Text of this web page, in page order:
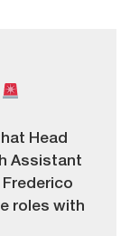
Head
Assistant
roles with